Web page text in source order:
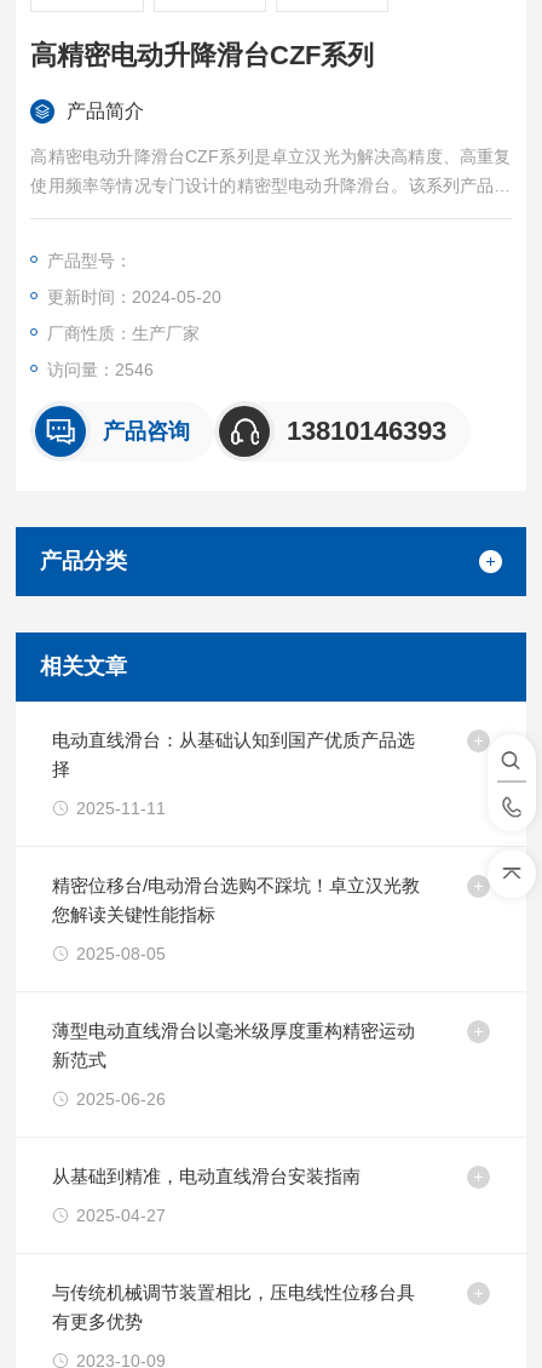
高精密电动升降滑台CZF系列
产品简介
高精密电动升降滑台CZF系列是卓立汉光为解决高精度、高重复
使用频率等情况专门设计的精密型电动升降滑台。该系列产品主
体材料采用硬质铝合金，表面黑色阳极氧化处理，耐磨性好、外
强、耐用性好，配合卓立汉光*的导轨面精密加工技术，使该系列
产品具有较高的运动精度。
产品型号：
更新时间：2024-05-20
厂商性质：生产厂家
访问量：2546
产品咨询 13810146393
产品分类
相关文章
电动直线滑台：从基础认知到国产优质产品选
择
2025-11-11
精密位移台/电动滑台选购不踩坑！卓立汉光教
您解读关键性能指标
2025-08-05
薄型电动直线滑台以毫米级厚度重构精密运动
新范式
2025-06-26
从基础到精准，电动直线滑台安装指南
2025-04-27
与传统机械调节装置相比，压电线性位移台具
有更多优势
2023-10-09